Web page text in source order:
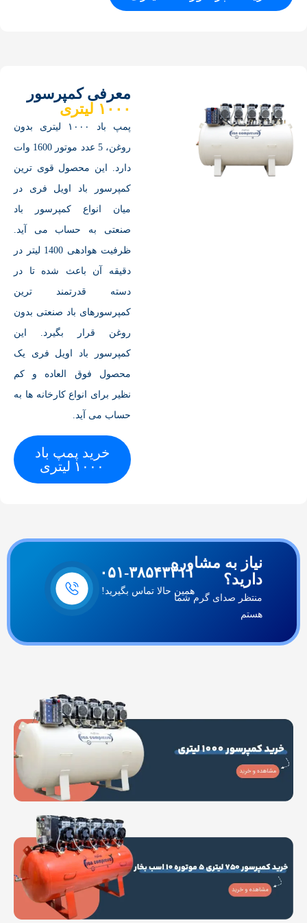
معرفی کمپرسور
۱۰۰۰ لیتری
پمپ باد ۱۰۰۰ لیتری بدون
روغن، 5 عدد موتور 1600 وات
دارد. این محصول قوی ترین
کمپرسور باد اویل فری در
میان انواع کمپرسور باد
صنعتی به حساب می آید.
ظرفیت هوادهی 1400 لیتر در
دقیقه آن باعث شده تا در
دسته قدرتمند ترین
کمپرسورهای باد صنعتی بدون
روغن قرار بگیرد. این
کمپرسور باد اویل فری یک
محصول فوق العاده و کم
نظیر برای انواع کارخانه ها به
حساب می آید.
خرید پمپ باد
۱۰۰۰ لیتری
نیاز به مشاوره
دارید؟
منتظر صدای گرم شما
هستم
۰۵۱-۳۸۵۴۳۳۱۱
همین حالا تماس بگیرید!